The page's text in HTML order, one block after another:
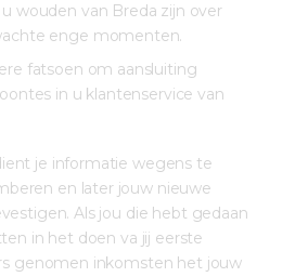
wouden van Breda zijn over
enge momenten.
fatsoen om aansluiting
in u klantenservice van
je informatie wegens te
en later jouw nieuwe
Als jou die hebt gedaan
in het doen va jij eerste
genomen inkomsten het jouw